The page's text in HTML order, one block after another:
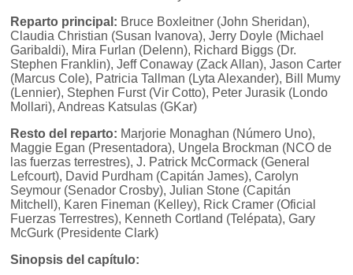
Reparto principal: Bruce Boxleitner (John Sheridan),
Claudia Christian (Susan Ivanova), Jerry Doyle (Michael
Garibaldi), Mira Furlan (Delenn), Richard Biggs (Dr.
Stephen Franklin), Jeff Conaway (Zack Allan), Jason Carter
(Marcus Cole), Patricia Tallman (Lyta Alexander), Bill Mumy
(Lennier), Stephen Furst (Vir Cotto), Peter Jurasik (Londo
Mollari), Andreas Katsulas (GKar)
Resto del reparto: Marjorie Monaghan (Número Uno),
Maggie Egan (Presentadora), Ungela Brockman (NCO de
las fuerzas terrestres), J. Patrick McCormack (General
Lefcourt), David Purdham (Capitán James), Carolyn
Seymour (Senador Crosby), Julian Stone (Capitán
Mitchell), Karen Fineman (Kelley), Rick Cramer (Oficial
Fuerzas Terrestres), Kenneth Cortland (Telépata), Gary
McGurk (Presidente Clark)
Sinopsis del capítulo: